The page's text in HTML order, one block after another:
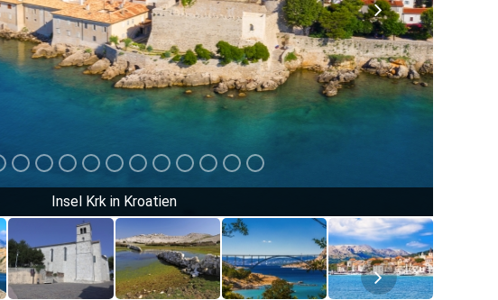
Insel Krk in Kroatien